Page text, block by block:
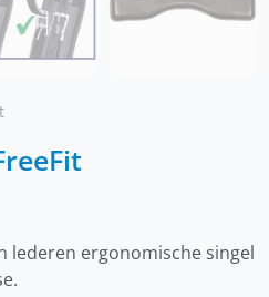
lederen ergonomische singel